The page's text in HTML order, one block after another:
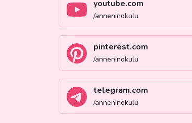
youtube.com
/anneninokulu
pinterest.com
/anneninokulu
telegram.com
/anneninokulu